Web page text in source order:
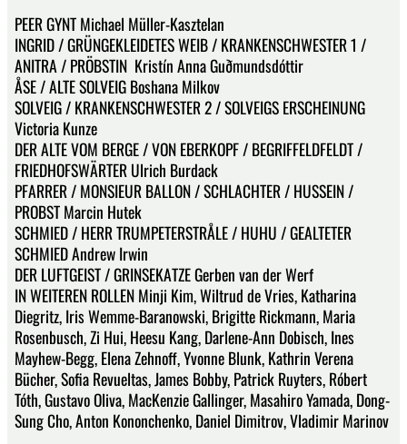
PEER GYNT Michael Müller-Kasztelan
INGRID / GRÜNGEKLEIDETES WEIB / KRANKENSCHWESTER 1 /
ANITRA / PRÖBSTIN Kristín Anna Guðmundsdóttir
ÅSE / ALTE SOLVEIG Boshana Milkov
SOLVEIG / KRANKENSCHWESTER 2 / SOLVEIGS ERSCHEINUNG
Victoria Kunze
DER ALTE VOM BERGE / VON EBERKOPF / BEGRIFFELDFELDT /
FRIEDHOFSWÄRTER Ulrich Burdack
PFARRER / MONSIEUR BALLON / SCHLACHTER / HUSSEIN /
PROBST Marcin Hutek
SCHMIED / HERR TRUMPETERSTRÅLE / HUHU / GEALTETER
SCHMIED Andrew Irwin
DER LUFTGEIST / GRINSEKATZE Gerben van der Werf
IN WEITEREN ROLLEN Minji Kim, Wiltrud de Vries, Katharina
Diegritz, Iris Wemme-Baranowski, Brigitte Rickmann, Maria
Rosenbusch, Zi Hui, Heesu Kang, Darlene-Ann Dobisch, Ines
Mayhew-Begg, Elena Zehnoff, Yvonne Blunk, Kathrin Verena
Bücher, Sofia Revueltas, James Bobby, Patrick Ruyters, Róbert
Tóth, Gustavo Oliva, MacKenzie Gallinger, Masahiro Yamada, Dong-
Sung Cho, Anton Kononchenko, Daniel Dimitrov, Vladimir Marinov